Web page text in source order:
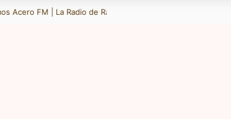
| La Radio de Ramallo | TENEMOS 36 AÃ‘OS DE RADIO |